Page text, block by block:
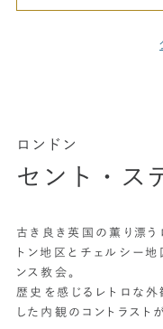
ロンドン
セント・ス
古き良き英国の薫り漂う
トン地区とチェルシー
ンス教会。
歴史を感じるレトロな外
した内観のコントラスト